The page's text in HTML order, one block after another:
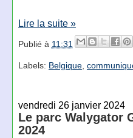
Lire la suite »
Publié à 11:31
Labels: Belgique,
vendredi 26 janvier 2024
Le parc Walygator
2024